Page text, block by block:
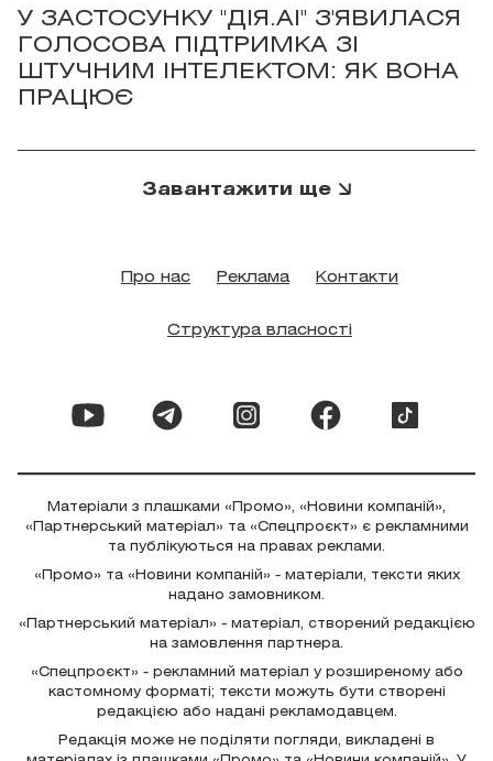
У ЗАСТОСУНКУ "ДІЯ.АI" З'ЯВИЛАСЯ
ГОЛОСОВА ПІДТРИМКА ЗІ
ШТУЧНИМ ІНТЕЛЕКТОМ: ЯК ВОНА
ПРАЦЮЄ
Завантажити ще
Про нас Реклама Контакти
Структура власності
Матеріали з плашками «Промо», «Новини компаній»,
«Партнерський матеріал» та «Спецпроєкт» є рекламними
та публікуються на правах реклами.
«Промо» та «Новини компаній» - матеріали, тексти яких
надано замовником.
«Партнерський матеріал» - матеріал, створений редакцією
на замовлення партнера.
«Спецпроєкт» - рекламний матеріал у розширеному або
кастомному форматі; тексти можуть бути створені
редакцією або надані рекламодавцем.
Редакція може не поділяти погляди, викладені в